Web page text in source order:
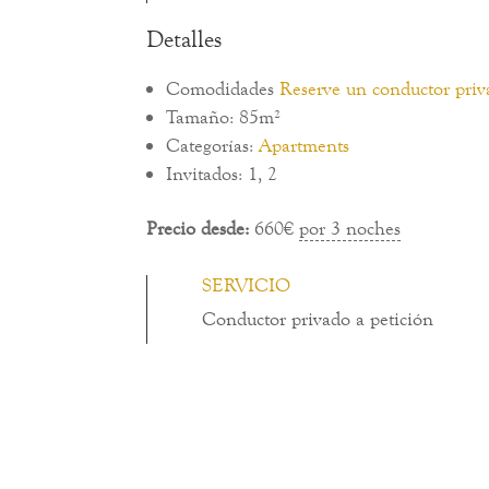
Detalles
Comodidades Reserve un conductor
Tamaño: 85m²
Categorías: Apartments
Invitados: 1, 2
Precio desde: 660€ por 3 noches
SERVICIO
Conductor privado a petición